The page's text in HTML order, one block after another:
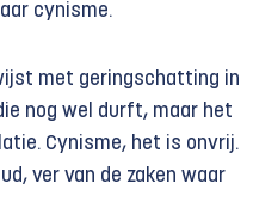
cynisme.
met geringschatting in
nog wel durft, maar het
Cynisme, het is onvrij.
ver van de zaken waar